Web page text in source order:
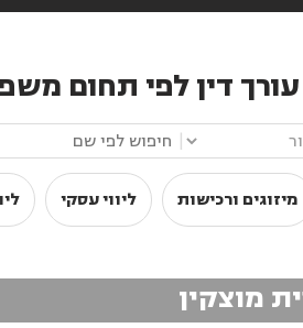
דין לפי תחום
מיזוגים ורכישות ליווי עסקי
מוצקין